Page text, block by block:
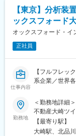
（補足）
１ミクロン単
お客様のニー
■当社製品につ
◎光学系企業の
の極小レンズ
ズ・液晶メー
使用されていま
った場所にも
いられていま
■組織構成
【東京】分析装
ックスフォード
オックスフォード・イ
正社員
仕事内容
【フルフレッ
系企業／世界
■担当業務：
・イメージン
品（共焦点顕
の営業活動。
勤務地
＜勤務地詳細
不動産大崎ツ
動喫煙対策：
【最寄り駅】
大崎駅、北品